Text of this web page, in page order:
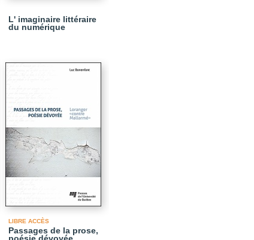
L' imaginaire littéraire
du numérique
LIBRE ACCÈS
Passages de la prose,